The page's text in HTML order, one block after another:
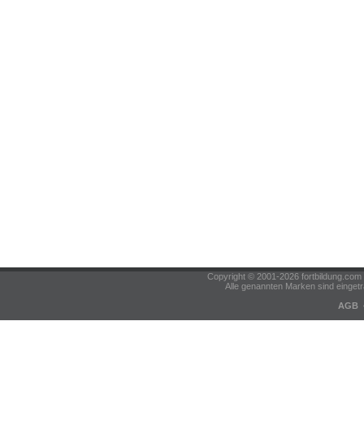
Copyright © 2001-2026
Alle genannten Marken sind
AGB